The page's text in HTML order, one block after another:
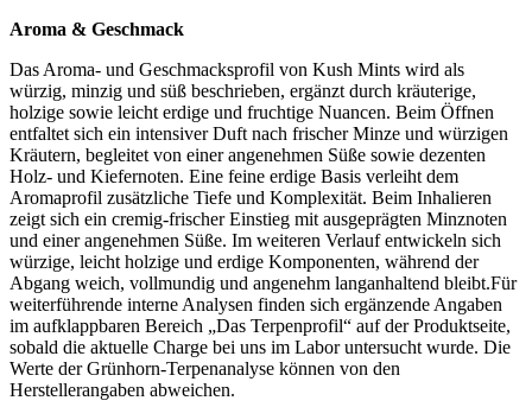
Aroma & Geschmack
Das Aroma- und Geschmacksprofil von Kush Mints wird als
würzig, minzig und süß beschrieben, ergänzt durch kräuterige,
holzige sowie leicht erdige und fruchtige Nuancen. Beim Öffnen
entfaltet sich ein intensiver Duft nach frischer Minze und würzigen
Kräutern, begleitet von einer angenehmen Süße sowie dezenten
Holz- und Kiefernoten. Eine feine erdige Basis verleiht dem
Aromaprofil zusätzliche Tiefe und Komplexität. Beim Inhalieren
zeigt sich ein cremig-frischer Einstieg mit ausgeprägten Minznoten
und einer angenehmen Süße. Im weiteren Verlauf entwickeln sich
würzige, leicht holzige und erdige Komponenten, während der
Abgang weich, vollmundig und angenehm langanhaltend bleibt.Für
weiterführende interne Analysen finden sich ergänzende Angaben
im aufklappbaren Bereich „Das Terpenprofil“ auf der Produktseite,
sobald die aktuelle Charge bei uns im Labor untersucht wurde. Die
Werte der Grünhorn-Terpenanalyse können von den
Herstellerangaben abweichen.